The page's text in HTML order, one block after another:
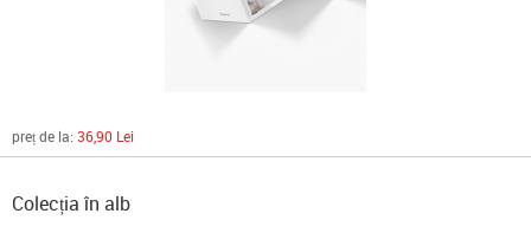
preț de la: 36,90 Lei
Colecția în alb